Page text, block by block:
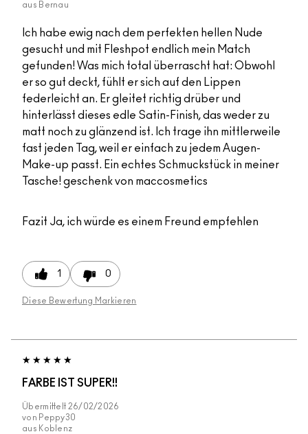
aus Bernau
Ich habe ewig nach dem perfekten hellen Nude
gesucht und mit Fleshpot endlich mein Match
gefunden! Was mich total überrascht hat: Obwohl
er so gut deckt, fühlt er sich auf den Lippen
federleicht an. Er gleitet richtig drüber und
hinterlässt dieses edle Satin-Finish, das weder zu
matt noch zu glänzend ist. Ich trage ihn mittlerweile
fast jeden Tag, weil er einfach zu jedem Augen-
Make-up passt. Ein echtes Schmuckstück in meiner
Tasche! geschenk von maccosmetics
Fazit Ja, ich würde es einem Freund empfehlen
1 0
Diese Bewertung Markieren
FARBE IST SUPER!!
Übermittelt 26/02/2026
von Peppy30
aus Koblenz